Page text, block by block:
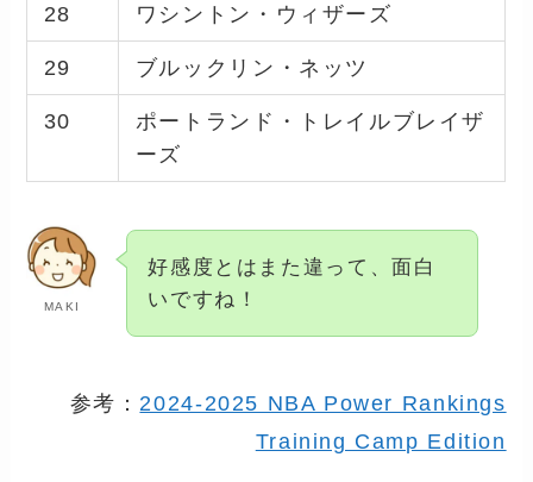
28 ワシントン・ウィザーズ
29 ブルックリン・ネッツ
30
ポートランド・トレイルブレイザ
ーズ
MAKI
好感度とはまた違って、面白
いですね！
参考： 2024-2025 NBA Power Rankings
Training Camp Edition